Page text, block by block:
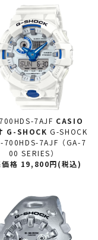
7AJF CASIO
G-SHOCKG-SHOCK
7AJF（GA-7
00 SERIES）
価格 19,800円(税込)